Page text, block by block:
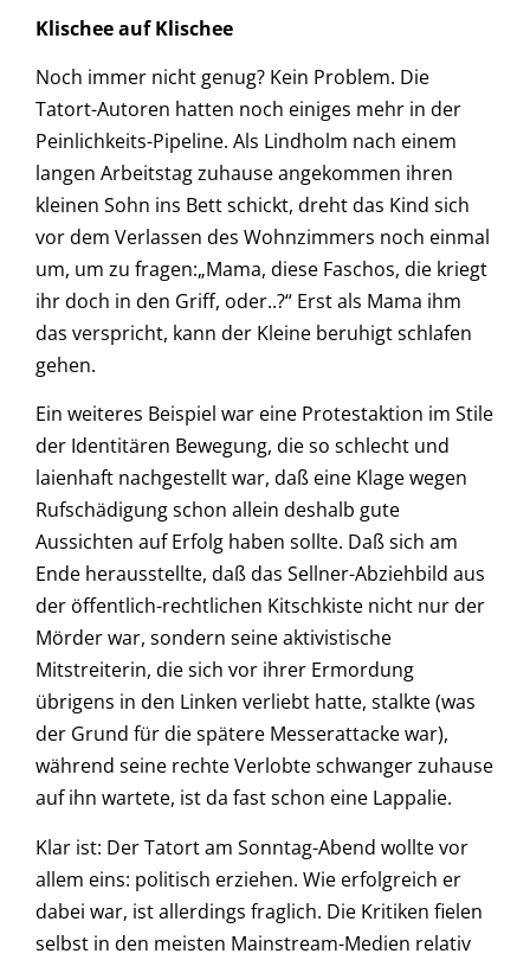
Klischee auf Klischee
Noch immer nicht genug? Kein Problem. Die
Tatort-Autoren hatten noch einiges mehr in der
Peinlichkeits-Pipeline. Als Lindholm nach einem
langen Arbeitstag zuhause angekommen ihren
kleinen Sohn ins Bett schickt, dreht das Kind sich
vor dem Verlassen des Wohnzimmers noch einmal
um, um zu fragen:„Mama, diese Faschos, die kriegt
ihr doch in den Griff, oder..?“ Erst als Mama ihm
das verspricht, kann der Kleine beruhigt schlafen
gehen.
Ein weiteres Beispiel war eine Protestaktion im Stile
der Identitären Bewegung, die so schlecht und
laienhaft nachgestellt war, daß eine Klage wegen
Rufschädigung schon allein deshalb gute
Aussichten auf Erfolg haben sollte. Daß sich am
Ende herausstellte, daß das Sellner-Abziehbild aus
der öffentlich-rechtlichen Kitschkiste nicht nur der
Mörder war, sondern seine aktivistische
Mitstreiterin, die sich vor ihrer Ermordung
übrigens in den Linken verliebt hatte, stalkte (was
der Grund für die spätere Messerattacke war),
während seine rechte Verlobte schwanger zuhause
auf ihn wartete, ist da fast schon eine Lappalie.
Klar ist: Der Tatort am Sonntag-Abend wollte vor
allem eins: politisch erziehen. Wie erfolgreich er
dabei war, ist allerdings fraglich. Die Kritiken fielen
selbst in den meisten Mainstream-Medien relativ